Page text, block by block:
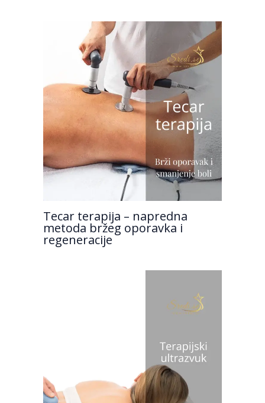
Tecar terapija – napredna
metoda bržeg oporavka i
regeneracije